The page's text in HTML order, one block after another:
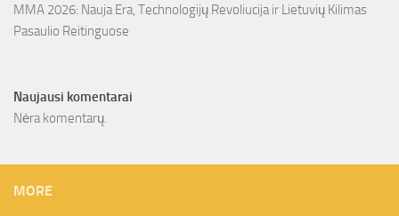
MMA 2026: Nauja Era, Technologijų Revoliucija ir Lietuvių Kilimas
Pasaulio Reitinguose
Naujausi komentarai
Nėra komentarų.
MORE